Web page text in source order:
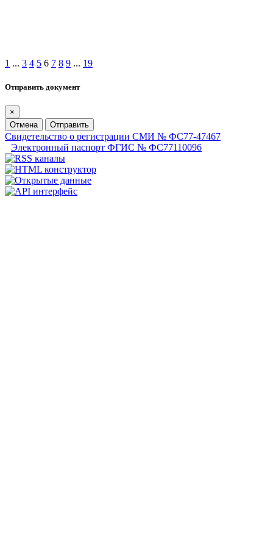
1 ... 3 4 5 6 7 8 9 ... 19
Отправить документ
×
Отмена
Отправить
Свидетельство о регистрации СМИ № ФС77-47467
Электронный паспорт ФГИС № ФС77110096